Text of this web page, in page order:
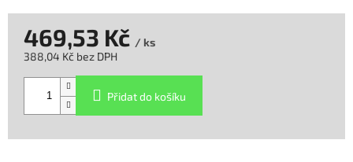
469,53 Kč / ks
388,04 Kč bez DPH
Přidat do košíku